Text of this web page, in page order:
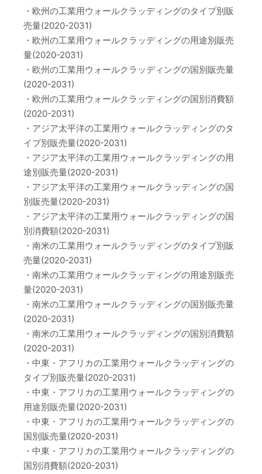
・欧州の工業用ウォールクラッディングのタイプ別販
売量(2020-2031)
・欧州の工業用ウォールクラッディングの用途別販売
量(2020-2031)
・欧州の工業用ウォールクラッディングの国別販売量
(2020-2031)
・欧州の工業用ウォールクラッディングの国別消費額
(2020-2031)
・アジア太平洋の工業用ウォールクラッディングのタ
イプ別販売量(2020-2031)
・アジア太平洋の工業用ウォールクラッディングの用
途別販売量(2020-2031)
・アジア太平洋の工業用ウォールクラッディングの国
別販売量(2020-2031)
・アジア太平洋の工業用ウォールクラッディングの国
別消費額(2020-2031)
・南米の工業用ウォールクラッディングのタイプ別販
売量(2020-2031)
・南米の工業用ウォールクラッディングの用途別販売
量(2020-2031)
・南米の工業用ウォールクラッディングの国別販売量
(2020-2031)
・南米の工業用ウォールクラッディングの国別消費額
(2020-2031)
・中東・アフリカの工業用ウォールクラッディングの
タイプ別販売量(2020-2031)
・中東・アフリカの工業用ウォールクラッディングの
用途別販売量(2020-2031)
・中東・アフリカの工業用ウォールクラッディングの
国別販売量(2020-2031)
・中東・アフリカの工業用ウォールクラッディングの
国別消費額(2020-2031)